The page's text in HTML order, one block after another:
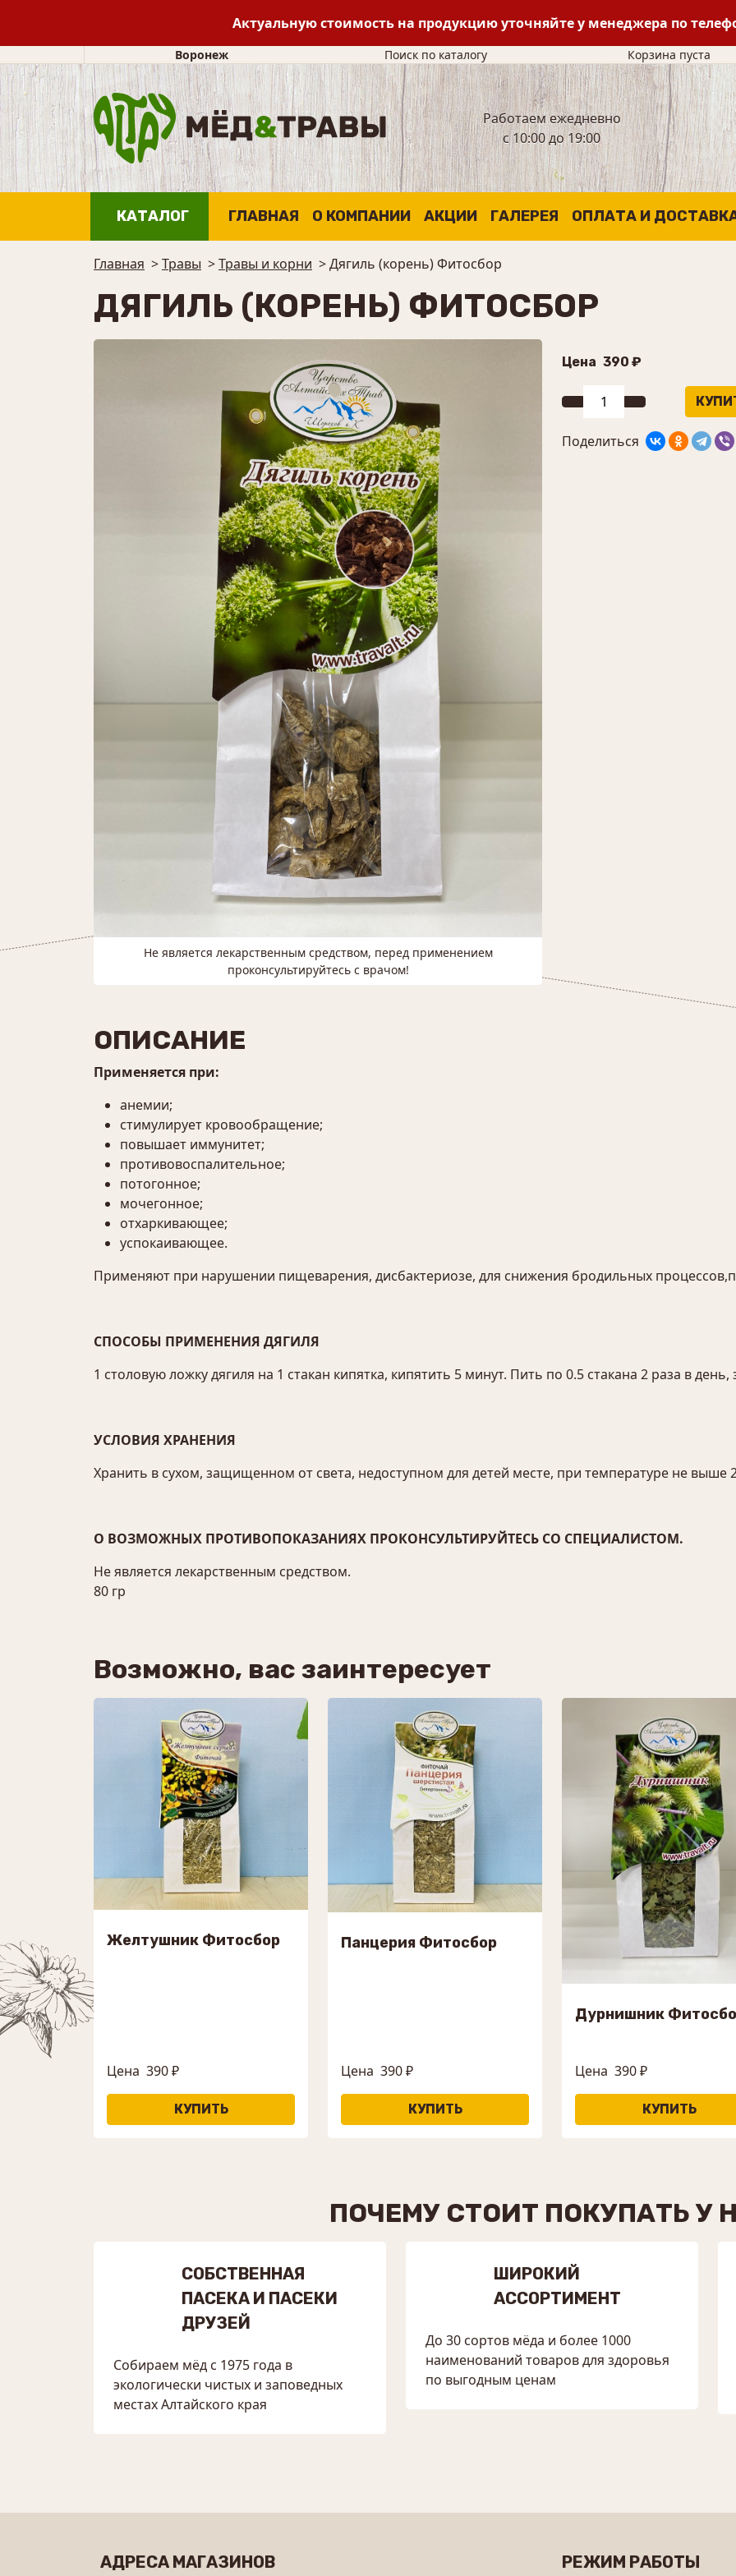
Актуальную стоимость на продукцию уточняйте у менеджера по
Воронеж Поиск по каталогу Корзина пуста
Работаем ежедневно
с 10:00 до 19:00
КАТАЛОГ ГЛАВНАЯ О КОМПАНИИ АКЦИИ ГАЛЕРЕЯ ОПЛАТА И
Главная >Травы >Травы и корни >Дягиль (корень) Фитосбор
ДЯГИЛЬ (КОРЕНЬ) ФИТОСБОР
Не является лекарственным средством, перед применением
проконсультируйтесь с врачом!
Цена 390 ₽
Поделиться
ОПИСАНИЕ
Применяется при:
анемии;
стимулирует кровообращение;
повышает иммунитет;
противовоспалительное;
потогонное;
мочегонное;
отхаркивающее;
успокаивающее.
Применяют при нарушении пищеварения, дисбактериозе, для снижения бродильных
СПОСОБЫ ПРИМЕНЕНИЯ ДЯГИЛЯ
1 столовую ложку дягиля на 1 стакан кипятка, кипятить 5 минут. Пить по 0.5 стакана 2 раза в
УСЛОВИЯ ХРАНЕНИЯ
Хранить в сухом, защищенном от света, недоступном для детей месте, при температуре не выше
О ВОЗМОЖНЫХ ПРОТИВОПОКАЗАНИЯХ ПРОКОНСУЛЬТИРУЙТЕСЬ СО СПЕЦИАЛИСТОМ.
Не является лекарственным средством.
80 гр
Возможно, вас заинтересует
Желтушник Фитосбор
Цена 390 ₽
Панцерия Фитосбор
Цена 390 ₽
Дурнишник
Цена 390 ₽
ПОЧЕМУ СТОИТ ПОКУПАТЬ У
СОБСТВЕННАЯ
ПАСЕКА И ПАСЕКИ
ДРУЗЕЙ
Собираем мёд с 1975 года в
экологически чистых и заповедных
местах Алтайского края
ШИРОКИЙ
АССОРТИМЕНТ
До 30 сортов мёда и более 1000
наименований товаров для здоровья
по выгодным ценам
АДРЕСА МАГАЗИНОВ РЕЖИМ РАБОТЫ